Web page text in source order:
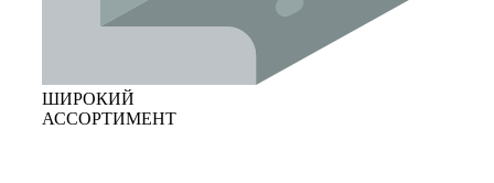
ШИРОКИЙ
АССОРТИМЕНТ